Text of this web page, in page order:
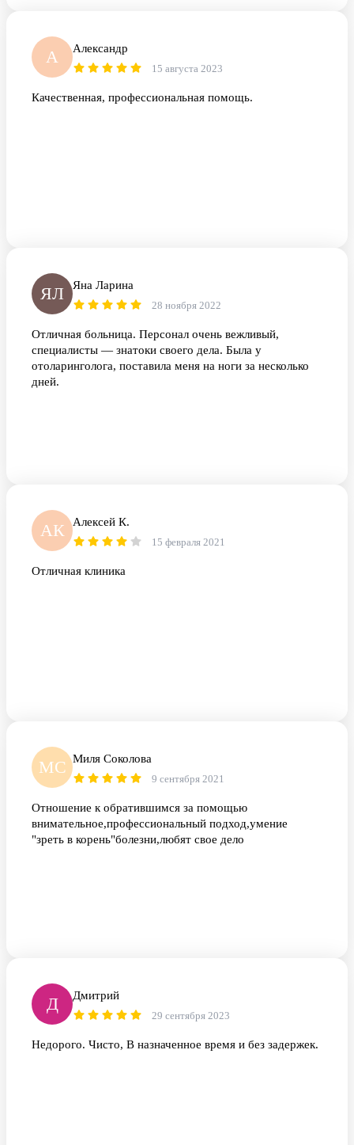
А Александр
15 августа 2023
Качественная, профессиональная помощь.
ЯЛ Яна Ларина
28 ноября 2022
Отличная больница. Персонал очень вежливый,
специалисты — знатоки своего дела. Была у
отоларинголога, поставила меня на ноги за несколько
дней.
АК Алексей К.
15 февраля 2021
Отличная клиника
МС Миля Соколова
9 сентября 2021
Отношение к обратившимся за помощью
внимательное,профессиональный подход,умение
"зреть в корень"болезни,любят свое дело
Д Дмитрий
29 сентября 2023
Недорого. Чисто, В назначенное время и без задержек.